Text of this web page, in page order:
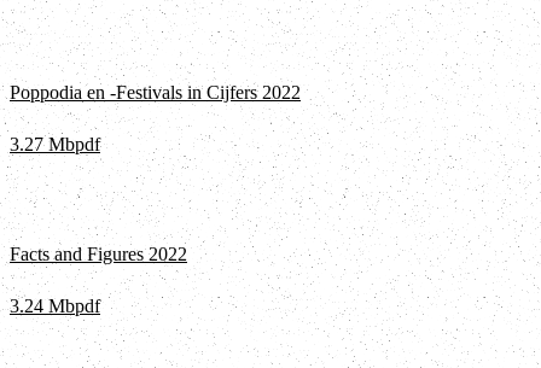
Poppodia en -Festivals in Cijfers 2022
3.27 Mbpdf
Facts and Figures 2022
3.24 Mbpdf